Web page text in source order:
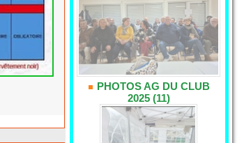
PHOTOS AG DU CLUB
2025 (11)